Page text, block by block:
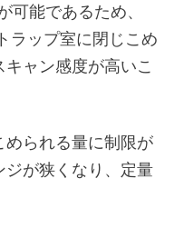
可能であるため、
ラップ室に閉じこめ
ャン感度が高いこ
られる量に制限が
ジが狭くなり、定量